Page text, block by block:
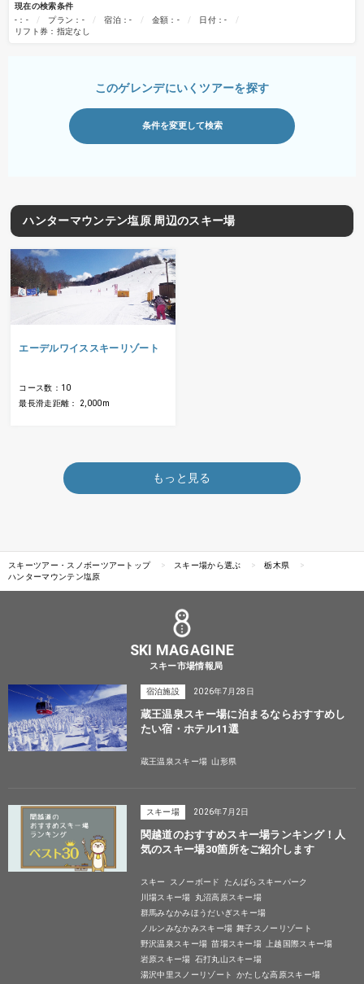
現在の検索条件
-：-
プラン：- 宿泊：- 金額：-
日付：-
リフト券：指定なし
このゲレンデにいくツアーを探す
条件を変更して検索
ハンターマウンテン塩原 周辺のスキー場
エーデルワイススキーリゾート
コース数：10
最長滑走距離： 2,000m
もっと見る
スキーツアー・スノボーツアートップ スキー場から選ぶ
栃木県
ハンターマウンテン塩原
SKI MAGAGINE
スキー市場情報局
宿泊施設 2026年7月28日
蔵王温泉スキー場に泊まるならおすすめし
たい宿・ホテル11選
蔵王温泉スキー場 山形県
スキー場 2026年7月2日
関越道のおすすめスキー場ランキング！人
気のスキー場30箇所をご紹介します
スキー スノーボード
たんばらスキーパーク
川場スキー場
丸沼高原スキー場
群馬みなかみほうだいぎスキー場
ノルンみなかみスキー場 舞子スノーリゾート
野沢温泉スキー場 苗場スキー場
上越国際スキー場
岩原スキー場 石打丸山スキー場
湯沢中里スノーリゾート
かたしな高原スキー場